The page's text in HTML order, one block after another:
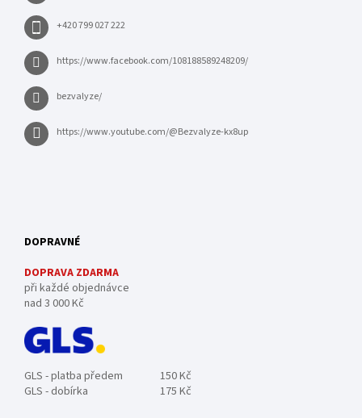
+420 799 027 222
https://www.facebook.com/108188589248209/
bezvalyze/
https://www.youtube.com/@Bezvalyze-kx8up
DOPRAVNÉ
DOPRAVA ZDARMA
při každé objednávce
nad 3 000 Kč
GLS - platba předem
150 Kč
GLS - dobírka
175 Kč